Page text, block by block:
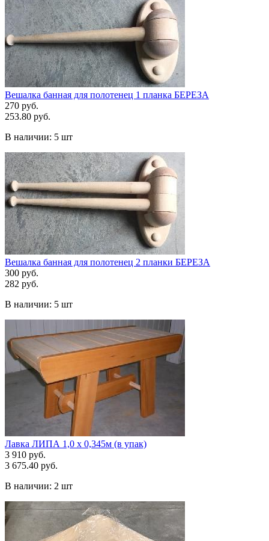
Вешалка банная для полотенец 1 планка БЕРЕЗА
270 руб.
253.80 руб.
В наличии: 5 шт
Вешалка банная для полотенец 2 планки БЕРЕЗА
300 руб.
282 руб.
В наличии: 5 шт
Лавка ЛИПА 1,0 х 0,345м (в упак)
3 910 руб.
3 675.40 руб.
В наличии: 2 шт